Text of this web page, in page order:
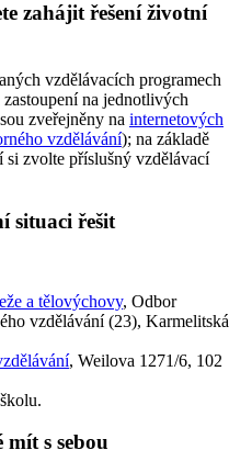
zahájit řešení životní
vzdělávacích programech
na jednotlivých
zveřejněny na internetových
vzdělávání); na základě
zvolte příslušný vzdělávací
situaci řešit
a tělovýchovy, Odbor
vzdělávání (23), Karmelitská
, Weilova 1271/6, 102
s sebou